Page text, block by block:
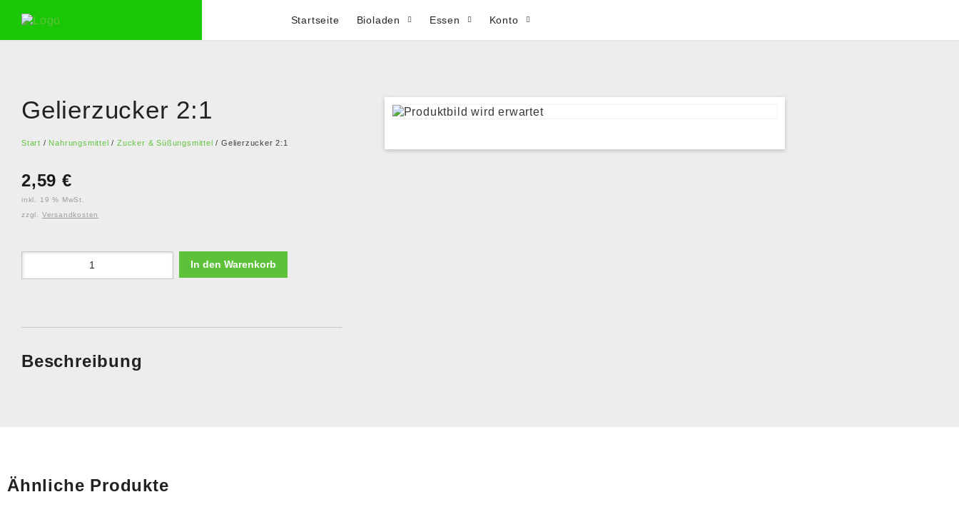
Startseite Bioladen Essen Konto
Gelierzucker 2:1
Start / Nahrungsmittel /Zucker & Süßungsmittel / Gelierzucker 2:1
2,59 €
inkl. 19 % MwSt.
zzgl. Versandkosten
In den Warenkorb
Beschreibung
Ähnliche Produkte